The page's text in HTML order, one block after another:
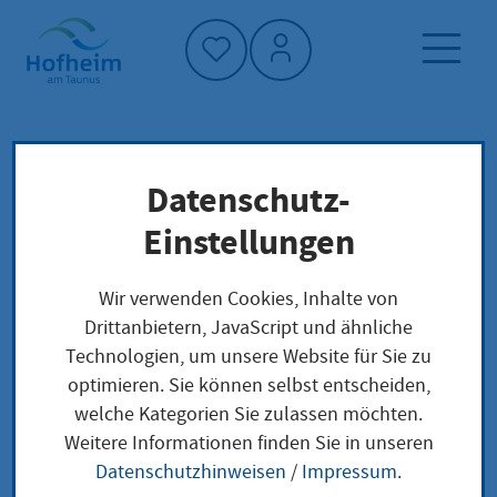
Startseite"
Dienstleistung-Finder
Verwaltungsstruktur
Beteiligungen und Gebühren
Beteiligungen und
Gebühren
Datenschutz-
Einstellungen
Wir verwenden Cookies, Inhalte von
Drittanbietern, JavaScript und ähnliche
Technologien, um unsere Website für Sie zu
optimieren. Sie können selbst entscheiden,
welche Kategorien Sie zulassen möchten.
Weitere Informationen finden Sie in unseren
Datenschutzhinweisen / Impressum.